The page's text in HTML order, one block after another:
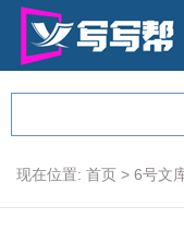
现在位置: 首页 > 6号文